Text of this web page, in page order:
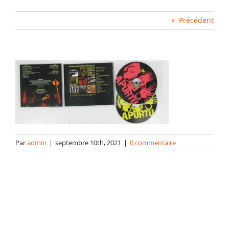
Gabarits
contact
Précédent
Paradmin | septembre 10th, 2021 | 0 commentaire